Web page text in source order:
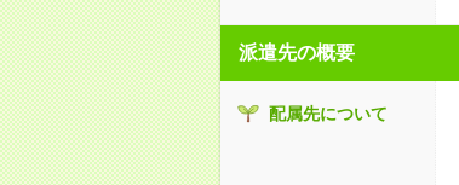
派遣先の概要
配属先について